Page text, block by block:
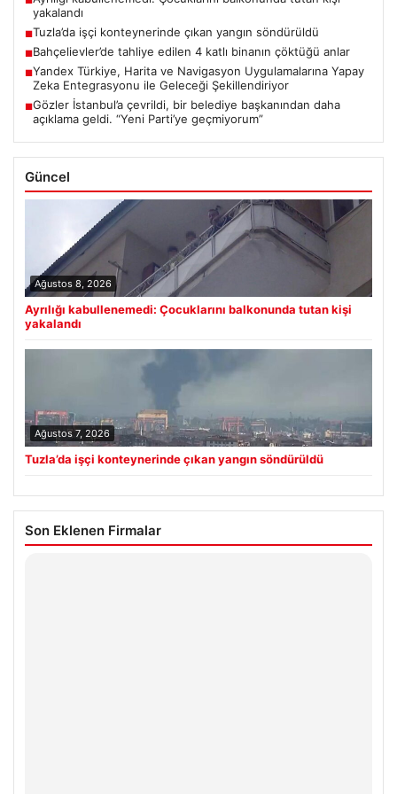
yakalandı
■Tuzla’da işçi konteynerinde çıkan yangın söndürüldü
■Bahçelievler’de tahliye edilen 4 katlı binanın çöktüğü anlar
■Yandex Türkiye, Harita ve Navigasyon Uygulamalarına Yapay
Zeka Entegrasyonu ile Geleceği Şekillendiriyor
■Gözler İstanbul’a çevrildi, bir belediye başkanından daha
açıklama geldi. “Yeni Parti’ye geçmiyorum”
Güncel
Ağustos 8, 2026
Ayrılığı kabullenemedi: Çocuklarını balkonunda tutan kişi
yakalandı
Ağustos 7, 2026
Tuzla’da işçi konteynerinde çıkan yangın söndürüldü
Son Eklenen Firmalar